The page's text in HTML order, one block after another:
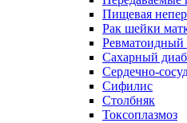
Пищевая
Рак шейки
Ревматоидный
Сахарный
Сердечно-
Сифилис
Столбняк
Токсоплазмоз